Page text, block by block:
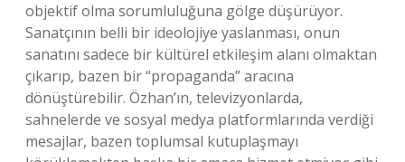
objektif olma sorumluluğuna gölge düşürüyor.
Sanatçının belli bir ideolojiye yaslanması, onun
sanatını sadece bir kültürel etkileşim alanı olmaktan
çıkarıp, bazen bir “propaganda” aracına
dönüştürebilir. Özhan’ın, televizyonlarda,
sahnelerde ve sosyal medya platformlarında verdiği
mesajlar, bazen toplumsal kutuplaşmayı